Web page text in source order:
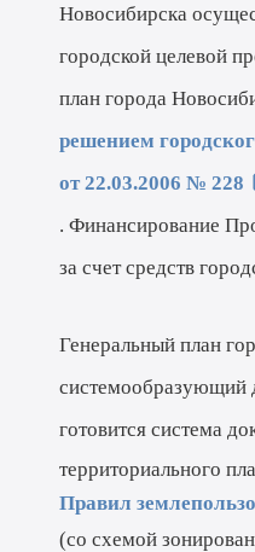
Новосибирска
городской целевой
план города
решением
от 22.03.2006 № 228
. Финансирование
за счет средств
Генеральный план
системообразующий
готовится система
территориального
Правил
(со схемой